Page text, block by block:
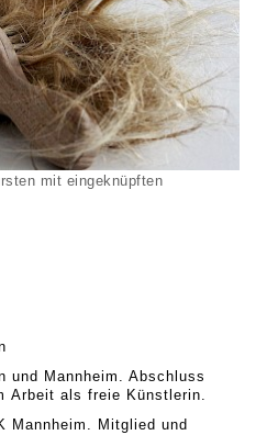
mit eingeknüpften
und Mannheim. Abschluss
Arbeit als freie Künstlerin.
Mannheim. Mitglied und